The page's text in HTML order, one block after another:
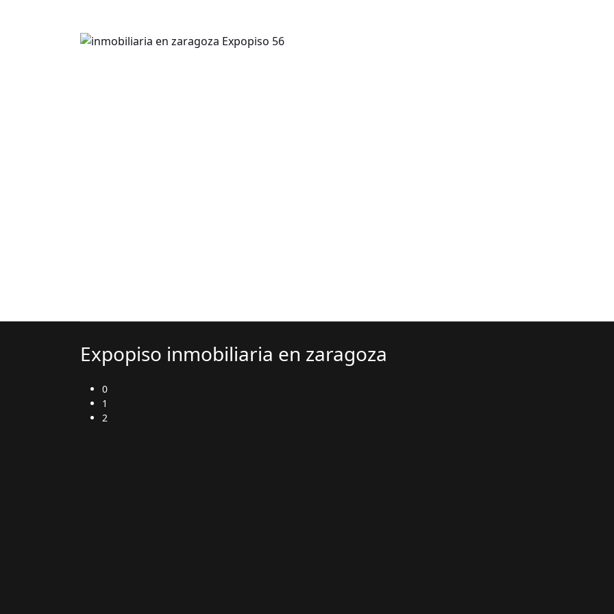
Expopiso inmobiliaria en zaragoza
0
1
2